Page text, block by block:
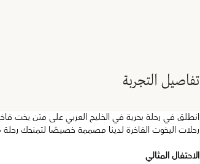
تفاصيل التجربة
انطلق في رحلة بحرية في الخليج العربي على متن يخت
رحلات اليخوت الفاخرة لدينا مصممة خصيصًا لتمنحك رحلة
الاحتفال المثالي